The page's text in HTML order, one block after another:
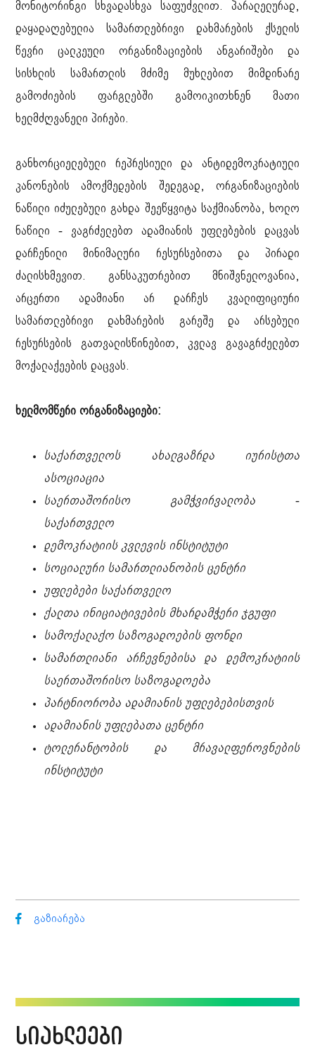
მონიტორინგი სხვადასხვა საფუძვლით. პარალელურად,
დაყადაღებულია სამართლებრივი დახმარების ქსელის
წევრი ცალკეული ორგანიზაციების ანგარიშები და
სისხლის სამართლის მძიმე მუხლებით მიმდინარე
გამოძიების ფარგლებში გამოიკითხნენ მათი
ხელმძღვანელი პირები.
განხორციელებული რეპრესიული და ანტიდემოკრატიული
კანონების ამოქმედების შედეგად, ორგანიზაციების
ნაწილი იძულებული გახდა შეეწყვიტა საქმიანობა, ხოლო
ნაწილი - ვაგრძელებთ ადამიანის უფლებების დაცვას
დარჩენილი მინიმალური რესურსებითა და პირადი
ძალისხმევით. განსაკუთრებით მნიშვნელოვანია,
არცერთი ადამიანი არ დარჩეს კვალიფიციური
სამართლებრივი დახმარების გარეშე და არსებული
რესურსების გათვალისწინებით, კვლავ გავაგრძელებთ
მოქალაქეების დაცვას.
ხელმომწერი ორგანიზაციები:
საქართველოს ახალგაზრდა იურისტთა
ასოციაცია
საერთაშორისო გამჭვირვალობა -
საქართველო
დემოკრატიის კვლევის ინსტიტუტი
სოციალური სამართლიანობის ცენტრი
უფლებები საქართველო
ქალთა ინიციატივების მხარდამჭერი ჯგუფი
სამოქალაქო საზოგადოების ფონდი
სამართლიანი არჩევნებისა და დემოკრატიის
საერთაშორისო საზოგადოება
პარტნიორობა ადამიანის უფლებებისთვის
ადამიანის უფლებათა ცენტრი
ტოლერანტობის და მრავალფეროვნების
ინსტიტუტი
გაზიარება
სიახლეები